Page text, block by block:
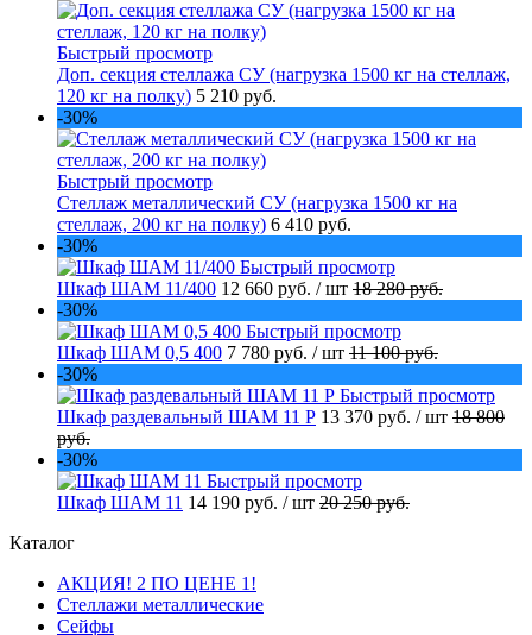
Быстрый просмотр
Доп. секция стеллажа СУ (нагрузка 1500 кг на стеллаж,
120 кг на полку) 5 210 руб.
-30%
Быстрый просмотр
Стеллаж металлический СУ (нагрузка 1500 кг на
стеллаж, 200 кг на полку) 6 410 руб.
-30%
Быстрый просмотр
Шкаф ШАМ 11/400 12 660 руб. / шт 18 280 руб.
-30%
Быстрый просмотр
Шкаф ШАМ 0,5 400 7 780 руб. / шт 11 100 руб.
-30%
Быстрый просмотр
Шкаф раздевальный ШАМ 11 Р 13 370 руб. / шт 18 800
руб.
-30%
Быстрый просмотр
Шкаф ШАМ 11 14 190 руб. / шт 20 250 руб.
Каталог
АКЦИЯ! 2 ПО ЦЕНЕ 1!
Стеллажи металлические
Сейфы